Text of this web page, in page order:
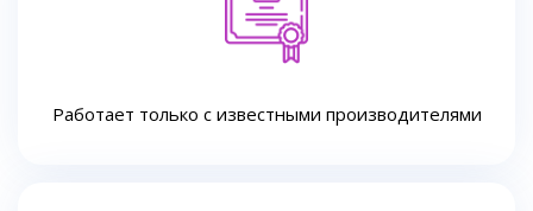
Работает только с известными производителями